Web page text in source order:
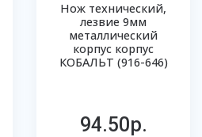
Нож технический,
лезвие 9мм
металлический
корпус корпус
КОБАЛЬТ (916-646)
94.50р.